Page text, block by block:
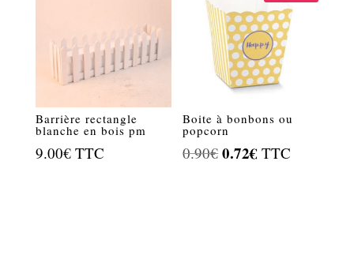
Barrière rectangle
blanche en bois pm
9.00€ TTC
Boite à bonbons ou
popcorn
0.90€ Le
0.72€ Le
TTC